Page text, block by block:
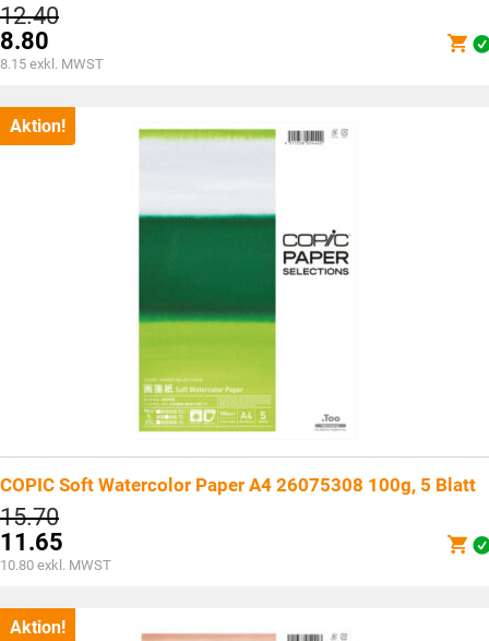
12.40Ursprünglicher
war:
CHF12.40
8.80
Aktueller
ist:
CHF8.80.
8.15 exkl. MWST
Aktion!
COPIC Soft Watercolor Paper A4 26075308 100g, 5 Blatt
15.70Ursprünglicher
Preis
war:
CHF15.70
11.65
Aktueller
ist:
CHF11.65.
10.80 exkl. MWST
Aktion!